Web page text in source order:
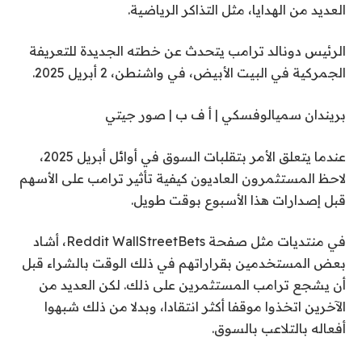
العديد من الهدايا، مثل التذاكر الرياضية.
الرئيس دونالد ترامب يتحدث عن خطته الجديدة للتعريفة
الجمركية في البيت الأبيض، في واشنطن، 2 أبريل 2025.
بريندان سميالوفسكي | أ ف ب | صور جيتي
عندما يتعلق الأمر بتقلبات السوق في أوائل أبريل 2025،
لاحظ المستثمرون العاديون كيفية تأثير ترامب على الأسهم
قبل إصدارات هذا الأسبوع بوقت طويل.
في منتديات مثل صفحة Reddit WallStreetBets، أشاد
بعض المستخدمين بقراراتهم في ذلك الوقت بالشراء قبل
أن يشجع ترامب المستثمرين على ذلك. لكن العديد من
الآخرين اتخذوا موقفا أكثر انتقادا، وبدلا من ذلك شبهوا
أفعاله بالتلاعب بالسوق.